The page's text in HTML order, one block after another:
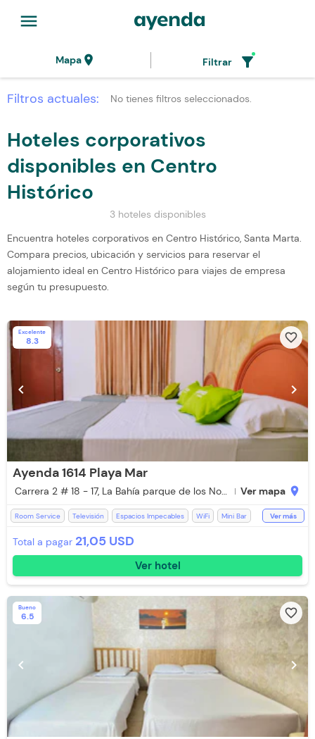
menu
Mapalocation_on Filtrar filter_alt
Filtros actuales: No tienes filtros seleccionados.
Hoteles corporativos
disponibles en Centro
Histórico
3 hoteles disponibles
Encuentra hoteles corporativos en Centro Histórico, Santa Marta.
Compara precios, ubicación y servicios para reservar el
alojamiento ideal en Centro Histórico para viajes de empresa
según tu presupuesto.
Excelente
8.3 favorite_border
chevron_left chevron_right
Ayenda 1614 Playa Mar
Carrera 2 # 18 - 17, La Bahía parque de los Novios Ver mapa location_on
Room Service Televisión Espacios Impecables WiFi
Mini Bar
Ver más
Total a pagar 21,05 USD
Ver hotel
Bueno
6.5 favorite_border
chevron_left chevron_right